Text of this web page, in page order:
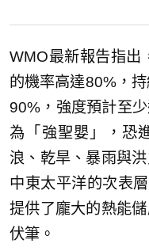
WMO最新報告指出
的機率高達80%，
90%，強度預計至
為「強聖嬰」，恐
浪、乾旱、暴雨與
中東太平洋的次表
提供了龐大的熱能
伏筆。